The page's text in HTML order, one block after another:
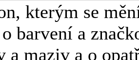
kterým se
barvení a
a maziv a o